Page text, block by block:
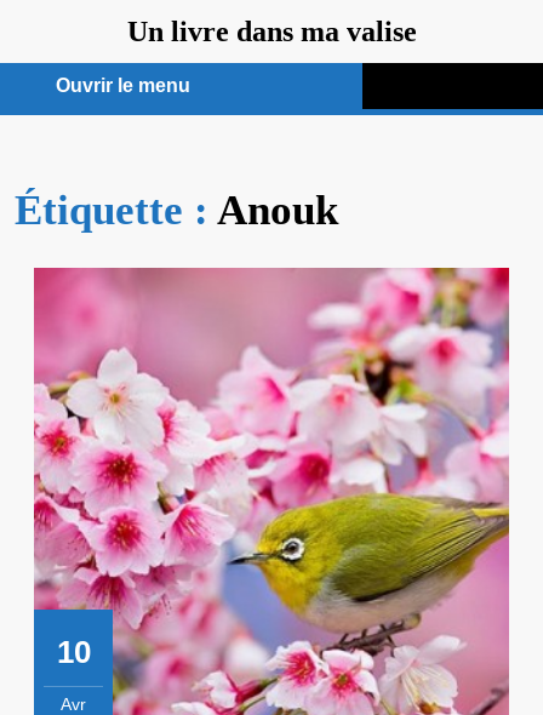
contenu
Un livre dans ma valise
Ouvrir le menu
menu
Étiquette : Anouk
10
Avr